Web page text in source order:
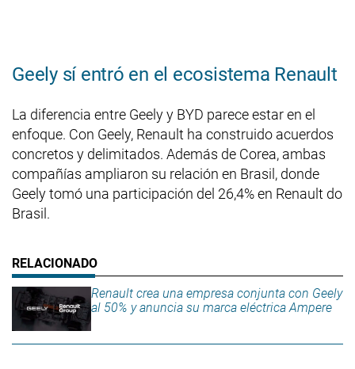
Geely sí entró en el ecosistema Renault
La diferencia entre Geely y BYD parece estar en el
enfoque. Con Geely, Renault ha construido acuerdos
concretos y delimitados. Además de Corea, ambas
compañías ampliaron su relación en Brasil, donde
Geely tomó una participación del 26,4% en Renault do
Brasil.
Renault crea una empresa conjunta con Geely
al 50% y anuncia su marca eléctrica Ampere